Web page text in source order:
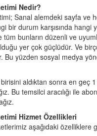
Nedir?
Sanal alemdeki sayfa ve
bir durum karşısında hangi
tüm bunların düzenli ve
yer çok güçlüdür. Ve
Bu yüzden sosyal medya
aldıktan sonra en geç
Bu temsilci aracılığı ile
Hizmet Özellikleri
aşağıdaki